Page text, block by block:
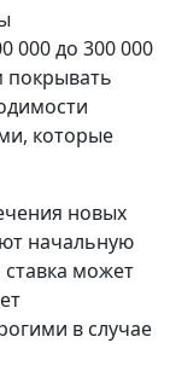
000 до 300 000
покрывать
которые
новых
начальную
ставка может
в случае